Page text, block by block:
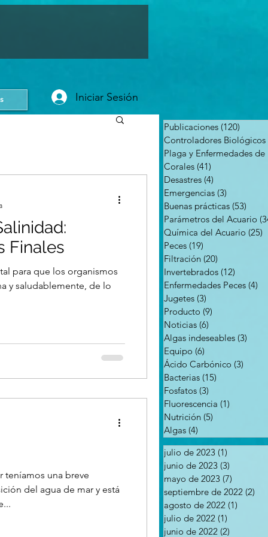
Iniciar Sesión
Finales
para que los organismos
y saludablemente, de lo
una breve
del agua de mar y está
Publicaciones (120)
Controladores Biológicos
Corales (41)
Desastres (4)
Emergencias (3)
Buenas prácticas (53)
Parámetros del Acuario
Química del Acuario (25)
Peces (19)
Filtración (20)
Invertebrados (12)
Enfermedades Peces (4)
Jugetes (3)
Producto (9)
Noticias (6)
Algas indeseables (3)
Equipo (6)
Ácido Carbónico (3)
Bacterias (15)
Fosfatos (3)
Fluorescencia (1)
Nutrición (5)
Algas (4)
julio de 2023 (1)
junio de 2023 (3)
mayo de 2023 (7)
septiembre de 2022 (2)
agosto de 2022 (1)
julio de 2022 (1)
junio de 2022 (2)